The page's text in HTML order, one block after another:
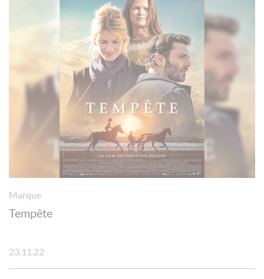
Marque
Tempête
23.11.22